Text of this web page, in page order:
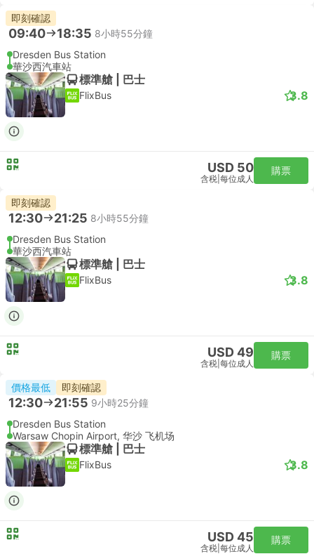
即刻確認
09:40 18:35 8小時55分鐘
Dresden Bus Station
華沙西汽車站
標準艙 | 巴士
FlixBus 3.8
USD 50
含税 每位成人
購票
即刻確認
12:30 21:25 8小時55分鐘
Dresden Bus Station
華沙西汽車站
標準艙 | 巴士
FlixBus 3.8
USD 49
含税 每位成人
購票
價格最低 即刻確認
12:30 21:55 9小時25分鐘
Dresden Bus Station
Warsaw Chopin Airport, 华沙 飞机场
標準艙 | 巴士
FlixBus 3.8
USD 45
含税 每位成人
購票